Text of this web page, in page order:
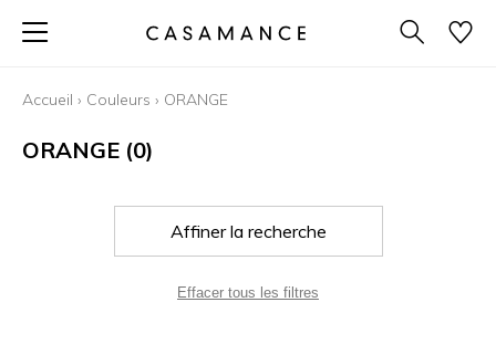
Accueil › Couleurs › ORANGE
ORANGE (0)
Affiner la recherche
Effacer tous les filtres